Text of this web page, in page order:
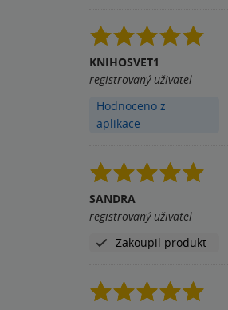
KNIHOSVET1
registrovaný uživatel
Hodnoceno z
aplikace
SANDRA
registrovaný uživatel
Zakoupil produkt